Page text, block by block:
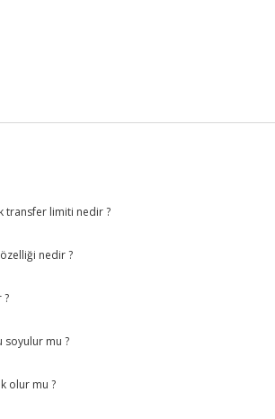
transfer limiti nedir ?
nedir ?
?
soyulur mu ?
olur mu ?